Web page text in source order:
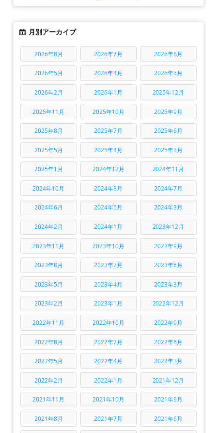
月別アーカイブ
2026年8月 2026年7月 2026年6月
2026年5月 2026年4月 2026年3月
2026年2月 2026年1月 2025年12月
2025年11月 2025年10月 2025年9月
2025年8月 2025年7月 2025年6月
2025年5月 2025年4月 2025年3月
2025年1月 2024年12月 2024年11月
2024年10月 2024年8月 2024年7月
2024年6月 2024年5月 2024年3月
2024年2月 2024年1月 2023年12月
2023年11月 2023年10月 2023年9月
2023年8月 2023年7月 2023年6月
2023年5月 2023年4月 2023年3月
2023年2月 2023年1月 2022年12月
2022年11月 2022年10月 2022年9月
2022年8月 2022年7月 2022年6月
2022年5月 2022年4月 2022年3月
2022年2月 2022年1月 2021年12月
2021年11月 2021年10月 2021年9月
2021年8月 2021年7月 2021年6月